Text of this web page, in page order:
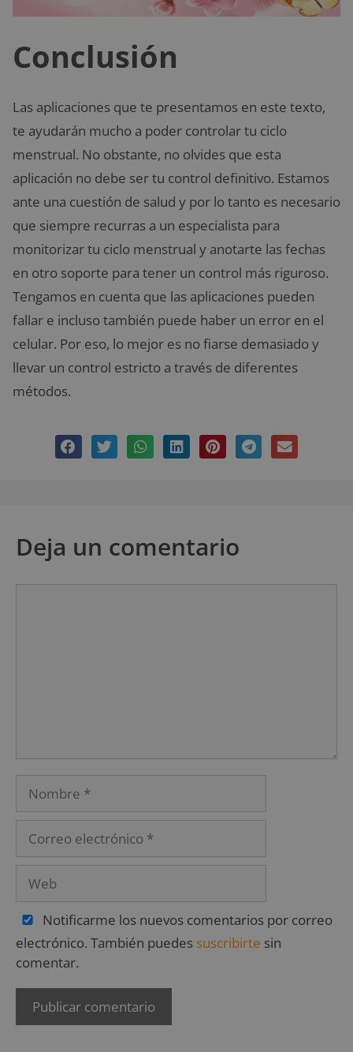
Conclusión
Las aplicaciones que te presentamos en este texto,
te ayudarán mucho a poder controlar tu ciclo
menstrual. No obstante, no olvides que esta
aplicación no debe ser tu control definitivo. Estamos
ante una cuestión de salud y por lo tanto es necesario
que siempre recurras a un especialista para
monitorizar tu ciclo menstrual y anotarte las fechas
en otro soporte para tener un control más riguroso.
Tengamos en cuenta que las aplicaciones pueden
fallar e incluso también puede haber un error en el
celular. Por eso, lo mejor es no fiarse demasiado y
llevar un control estricto a través de diferentes
métodos.
Deja un comentario
Notificarme los nuevos comentarios por correo
electrónico. También puedes suscribirte sin
comentar.